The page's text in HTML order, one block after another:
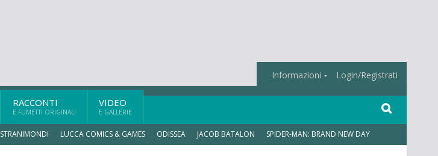
Informazioni Login/Registrati
RACCONTI
E FUMETTI ORIGINALI
VIDEO
E GALLERIE
STRANIMONDI LUCCA COMICS & GAMES ODISSEA JACOB BATALON SPIDER-MAN: BRAND NEW DAY